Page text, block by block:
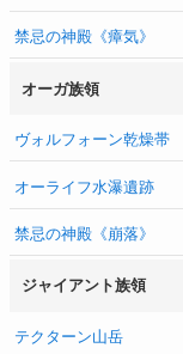
禁忌の神殿《瘴気》
オーガ族領
ヴォルフォーン乾燥帯
オーライフ水瀑遺跡
禁忌の神殿《崩落》
ジャイアント族領
テクターン山岳